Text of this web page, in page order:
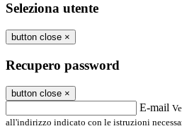
Seleziona utente
button close ×
Recupero password
button close ×
E-mail
all'indirizzo indicato con le istruzioni